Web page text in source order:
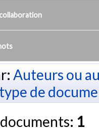
Auteurs ou
type de
1